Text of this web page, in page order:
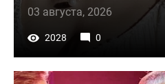
03 августа, 2026
2028 0